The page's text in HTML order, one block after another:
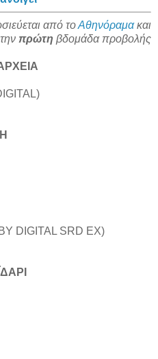
από τοΑθηνόραμακαι
πρώτη βδομάδα προβολής
DIGITAL SRD EX)